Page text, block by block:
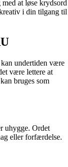
at løse krydsord
i din tilgang til
undertiden være
være lettere at
bruges som
uhygge. Ordet
eller forfærdelse.